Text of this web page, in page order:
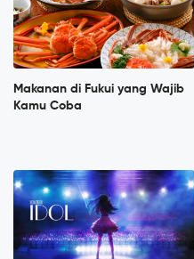
Makanan di Fukui yang Wajib
Kamu Coba